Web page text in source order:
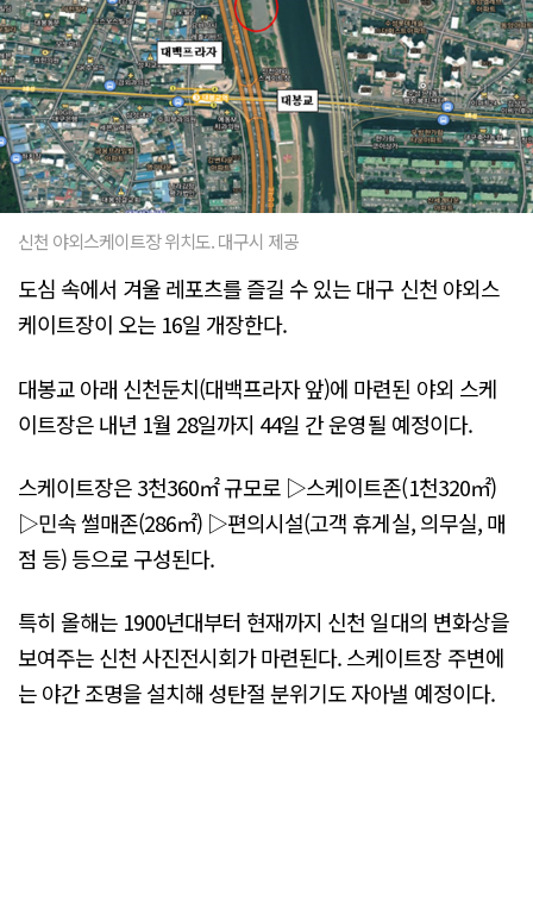
신천 야외스케이트장 위치도. 대구시 제공
도심 속에서 겨울 레포츠를 즐길 수 있는 대구 신천 야외스
케이트장이 오는 16일 개장한다.
대봉교 아래 신천둔치(대백프라자 앞)에 마련된 야외 스케
이트장은 내년 1월 28일까지 44일 간 운영될 예정이다.
스케이트장은 3천360㎡ 규모로 ▷스케이트존(1천320㎡)
▷민속 썰매존(286㎡) ▷편의시설(고객 휴게실, 의무실, 매
점 등) 등으로 구성된다.
특히 올해는 1900년대부터 현재까지 신천 일대의 변화상을
보여주는 신천 사진전시회가 마련된다. 스케이트장 주변에
는 야간 조명을 설치해 성탄절 분위기도 자아낼 예정이다.